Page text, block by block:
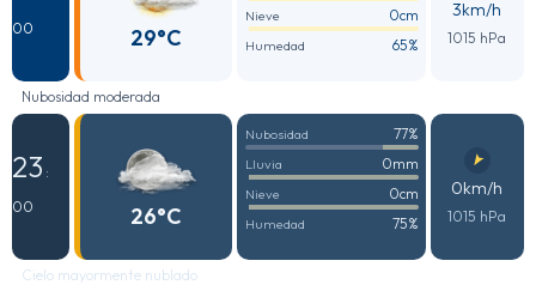
00
29°C
Nieve 0cm
Humedad 65%
3km/h
1015 hPa
Nubosidad moderada
23 :
00
26°C
Nubosidad 77%
Lluvia 0mm
Nieve 0cm
Humedad 75%
0km/h
1015 hPa
Cielo mayormente nublado